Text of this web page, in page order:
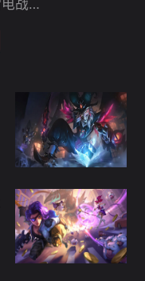
还记得那时候的雷电战机吗？经典重制归来